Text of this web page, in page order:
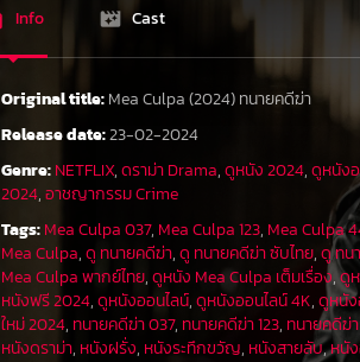
Info Cast
Original title:Mea Culpa (2024) ทนายคดีฆ่า
Release date:23-02-2024
Genre:NETFLIX,ดราม่า Drama,ดูหนัง 2024,ดูหนัง
2024,อาชญากรรม Crime
Tags:Mea Culpa 037, Mea Culpa 123, Mea Culpa
Mea Culpa,ดู ทนายคดีฆ่า,ดู ทนายคดีฆ่า ซับไทย,ดู ทน
Mea Culpa พากย์ไทย,ดูหนัง Mea Culpa เต็มเรื่อง,ดู
หนังฟรี 2024,ดูหนังออนไลน์,ดูหนังออนไลน์ 4K,ดูหนั
ใหม่ 2024, ทนายคดีฆ่า 037, ทนายคดีฆ่า 123, ทนายคดีฆ่
หนังดราม่า, หนังฝรั่ง, หนังระทึกขวัญ, หนังสายลับ,หนั